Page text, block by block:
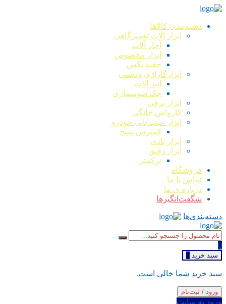
دسته‌بندی کالاها
ابزار آلات تعمیرگاهی
آچار آلات
ابزار مخصوص
جعبه بکس
ابزارگاراژی ودستی
انبر آلات
جک سوسماری
ابزار برقی
کارواش خانگی
ابزار عیب یابی خودرو
کمپرس سنج
ابزار بادی
ابزار دقیق
ترکمتر
فروشگاه
تماس با ما
درباره ی ما
شگفت‌انگیزها
دسته‌بندی‌ها
0
سبد خرید
سبد خرید شما خالی است.
ورود / ثبت‌نام
ورود به سایت